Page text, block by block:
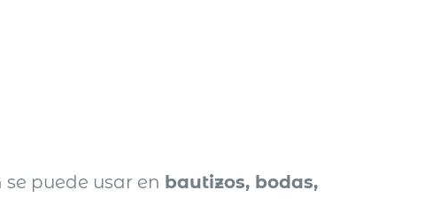
puede usar en bautizos, bodas,